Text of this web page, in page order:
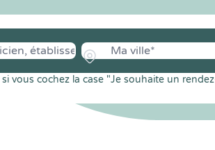
vous cochez la case "Je souhaite un